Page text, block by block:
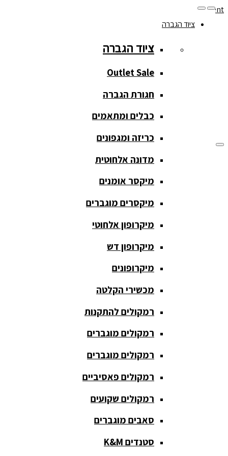
Skip to content
077-208-0290
מעקב הזמנות
ציוד הגברה
Outlet Sale
חגורת הגברה
כבלים
ומתאמים
כריזה
ומגפונים
מדונה
אלחוטית
מיקסר
מוגברים
מיקרופון
ציוד הגברה
ציוד הגברה
Outlet Sale
חגורת הגברה
כבלים ומתאמים
כריזה ומגפונים
מדונה אלחוטית
מיקסר אומנים
מיקסרים מוגברים
מיקרופון אלחוטי
מיקרופון דש
מיקרופונים
מכשירי הקלטה
רמקולים להתקנות
רמקולים מוגברים
רמקולים מוגברים
רמקולים פאסיביים
רמקולים שקועים
סאבים מוגברים
סטנדים K&M